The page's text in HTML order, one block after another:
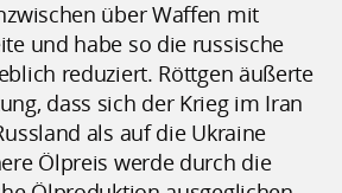
über Waffen mit
und habe so die russische
reduziert. Röttgen äußerte
dass sich der Krieg im Iran
als auf die Ukraine
Ölpreis werde durch die